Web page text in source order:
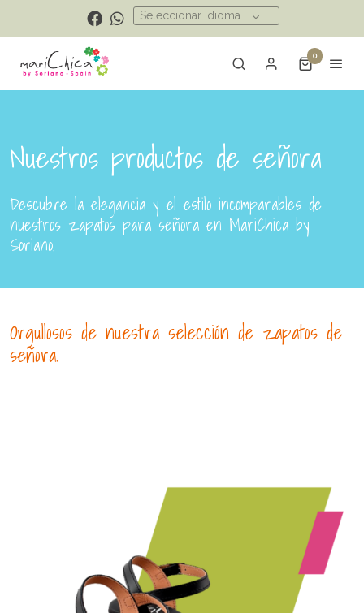
Seleccionar idioma
0
Nuestros productos de señora
Descubre la elegancia y el estilo incomparables de
nuestros zapatos para señora en MariChica by
Soriano.
Orgullosos de nuestra selección de zapatos de
señora.